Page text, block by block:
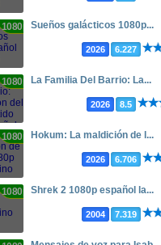
1080p Sueños galácticos 1080p...
2026 6.227
1080p La Familia Del Barrio: La...
2026 8.5
1080p Hokum: La maldición de l...
2026 6.706
1080p Shrek 2 1080p español la...
2004 7.319